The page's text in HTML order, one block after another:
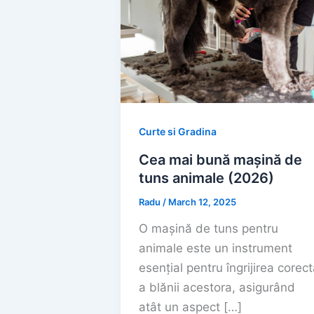
Curte si Gradina
Cea mai bună mașină de
tuns animale (2026)
Radu / March 12, 2025
O mașină de tuns pentru
animale este un instrument
esențial pentru îngrijirea
a blănii acestora, asigurând
atât un aspect […]